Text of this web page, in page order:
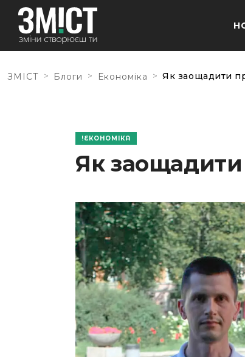
ЗМІСТ > Блоги > Економіка > Як заощадити
ЕКОНОМІКА
Як заощадити